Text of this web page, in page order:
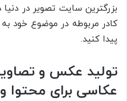
بزرگترین سایت تصویر در
کادر مربوطه در موضوع خود
پیدا کنید.
تولید عکس و
عکاسی برای محتوا